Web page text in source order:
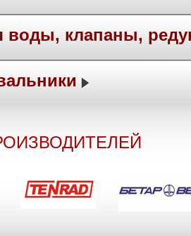
воды, клапаны,